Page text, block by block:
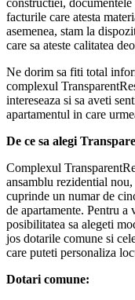
facturile care atesta
asemenea, stam la
care sa ateste calitatea
Ne dorim sa fiti total
complexul
intereseaza si sa aveti
apartamentul in care
De ce sa alegi
Complexul
ansamblu rezidential
cuprinde un numar de
de apartamente. Pentru
posibilitatea sa alegeti
jos dotarile comune si
care puteti personaliza
Dotari comune: